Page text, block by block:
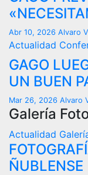
Abr 10, 2026 Alvaro
Actualidad
GAGO
UN BUEN
Mar 26, 2026 Alvaro
Galería
Actualidad
ÑUBLENSE